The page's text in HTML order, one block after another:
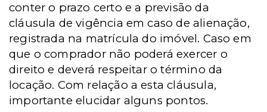
conter o prazo certo e a previsão da
cláusula de vigência em caso de alienação,
registrada na matrícula do imóvel. Caso em
que o comprador não poderá exercer o
direito e deverá respeitar o término da
locação. Com relação a esta cláusula,
importante elucidar alguns pontos.